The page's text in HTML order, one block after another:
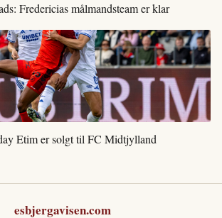
Fredericias målmandsteam er klar
Etim er solgt til FC Midtjylland
esbjergavisen.com